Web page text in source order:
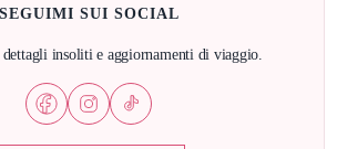
SEGUIMI SUI SOCIAL
insoliti e aggiornamenti di viaggio.